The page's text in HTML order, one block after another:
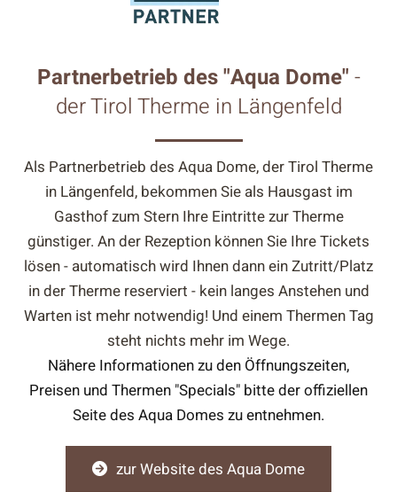
Partnerbetrieb des "Aqua Dome" -
der Tirol Therme in Längenfeld
Als Partnerbetrieb des Aqua Dome, der Tirol Therme
in Längenfeld, bekommen Sie als Hausgast im
Gasthof zum Stern Ihre Eintritte zur Therme
günstiger. An der Rezeption können Sie Ihre Tickets
lösen - automatisch wird Ihnen dann ein Zutritt/Platz
in der Therme reserviert - kein langes Anstehen und
Warten ist mehr notwendig! Und einem Thermen Tag
steht nichts mehr im Wege.
Nähere Informationen zu den Öffnungszeiten,
Preisen und Thermen "Specials" bitte der offiziellen
Seite des Aqua Domes zu entnehmen.
zur Website des Aqua Dome